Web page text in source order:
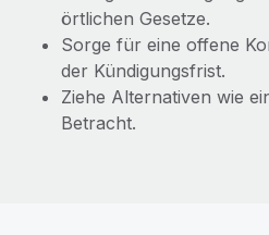
örtlichen Gesetze.
Sorge für eine offene
der Kündigungsfrist.
Ziehe Alternativen wie
Betracht.